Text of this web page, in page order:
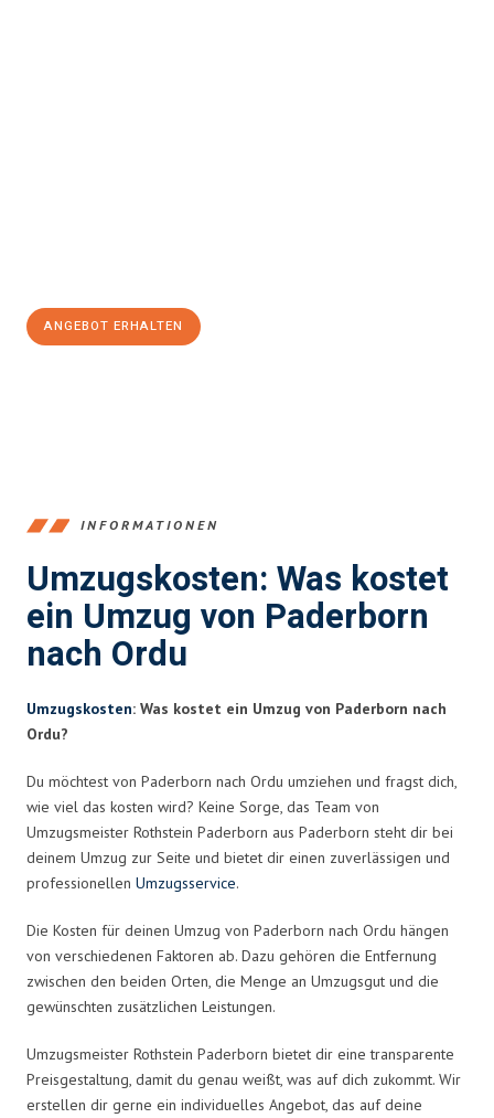
ANGEBOT ERHALTEN
INFORMATIONEN
Umzugskosten: Was kostet
ein Umzug von Paderborn
nach Ordu
Umzugskosten: Was kostet ein Umzug von Paderborn nach
Ordu?
Du möchtest von Paderborn nach Ordu umziehen und fragst dich,
wie viel das kosten wird? Keine Sorge, das Team von
Umzugsmeister Rothstein Paderborn aus Paderborn steht dir bei
deinem Umzug zur Seite und bietet dir einen zuverlässigen und
professionellen Umzugsservice.
Die Kosten für deinen Umzug von Paderborn nach Ordu hängen
von verschiedenen Faktoren ab. Dazu gehören die Entfernung
zwischen den beiden Orten, die Menge an Umzugsgut und die
gewünschten zusätzlichen Leistungen.
Umzugsmeister Rothstein Paderborn bietet dir eine transparente
Preisgestaltung, damit du genau weißt, was auf dich zukommt. Wir
erstellen dir gerne ein individuelles Angebot, das auf deine